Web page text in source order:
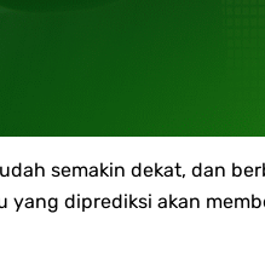
semakin dekat, dan
diprediksi akan